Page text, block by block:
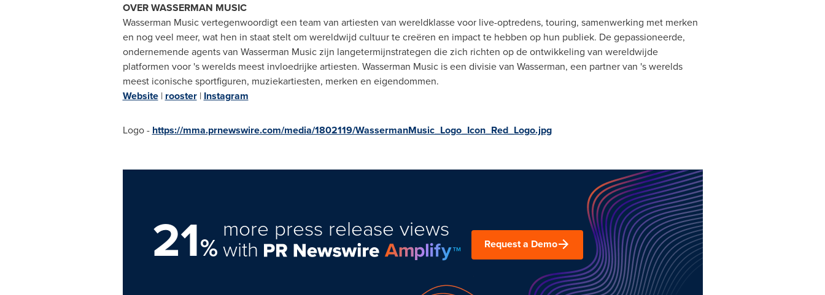
OVERWASSERMAN MUSIC
Wasserman Musicvertegenwoordigt een team van artiesten van wereldklasse voor live-optredens, touring, samenwerking met merken
en nog veel meer, wat hen in staat stelt om wereldwijd cultuur te creëren en impact te hebben op hun publiek. De gepassioneerde,
ondernemende agents van Wasserman Musiczijn langetermijnstrategen die zich richten op de ontwikkeling van wereldwijde
platformen voor 's werelds meest invloedrijke artiesten. Wasserman Musicis een divisie van Wasserman, een partner van 's werelds
meest iconische sportfiguren, muziekartiesten, merken en eigendommen.
Website| rooster| Instagram
Logo - https://mma.prnewswire.com/media/1802119/WassermanMusic_Logo_Icon_Red_Logo.jpg
21%
more press release views
with Request a Demo